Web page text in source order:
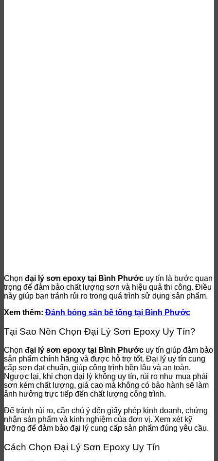
Chọn đại lý sơn epoxy tại Bình Phước uy tín là bước quan
trọng để đảm bảo chất lượng sơn và hiệu quả thi công. Điều
này giúp bạn tránh rủi ro trong quá trình sử dụng sản phẩm.
Xem thêm: Đánh bóng sàn bê tông tại Bình Phước
Tại Sao Nên Chọn Đại Lý Sơn Epoxy Uy Tín?
Chọn đại lý sơn epoxy tại Bình Phước uy tín giúp đảm bảo
sản phẩm chính hãng và được hỗ trợ tốt. Đại lý uy tín cung
cấp sơn đạt chuẩn, giúp công trình bền lâu và an toàn.
Ngược lại, khi chọn đại lý không uy tín, rủi ro như mua phải
sơn kém chất lượng, giá cao mà không có bảo hành sẽ làm
ảnh hưởng trực tiếp đến chất lượng công trình.
Để tránh rủi ro, cần chú ý đến giấy phép kinh doanh, chứng
nhận sản phẩm và kinh nghiệm của đơn vị. Xem xét kỹ
lưỡng để đảm bảo đại lý cung cấp sản phẩm đúng yêu cầu.
Cách Chọn Đại Lý Sơn Epoxy Uy Tín